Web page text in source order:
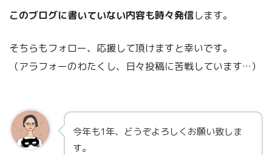
このブログに書いていない内容も時々発信します。
そちらもフォロー、応援して頂けますと幸いです。
（アラフォーのわたくし、日々投稿に苦戦しています…）
今年も1年、どうぞよろしくお願い致しま
す。